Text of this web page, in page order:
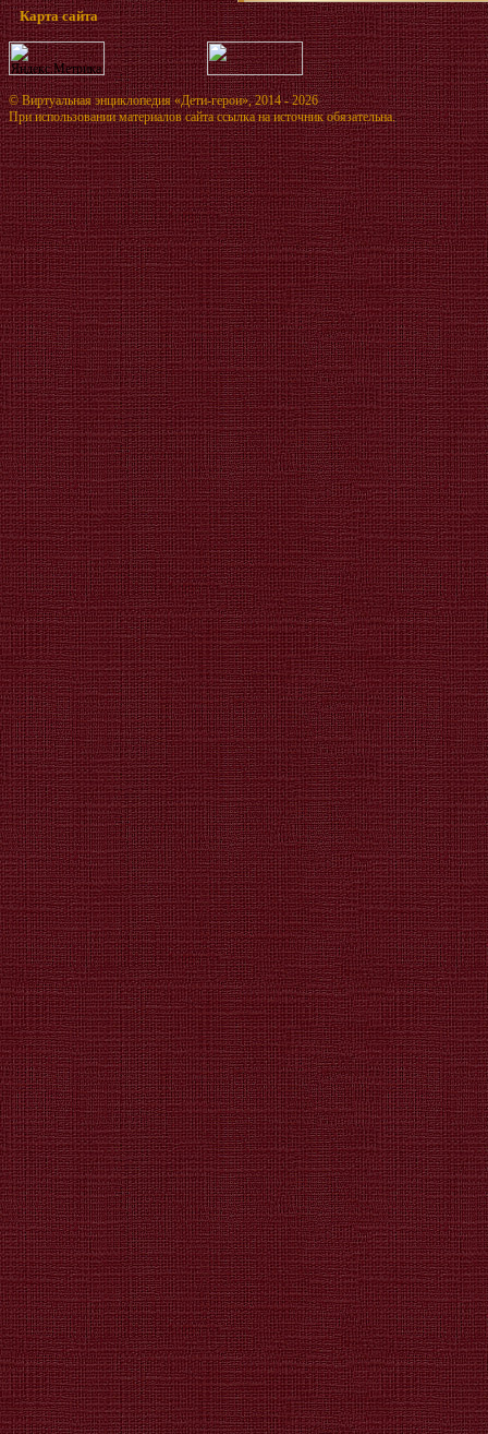
Карта сайта
©Виртуальная энциклопедия «Дети-герои», 2014 - 2026
При использовании материалов сайта ссылка на источник обязательна.